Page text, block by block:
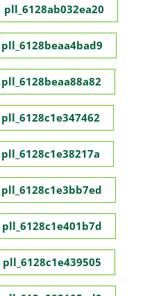
pll_6128ab032ea20
pll_6128beaa4bad9
pll_6128beaa88a82
pll_6128c1e347462
pll_6128c1e38217a
pll_6128c1e3bb7ed
pll_6128c1e401b7d
pll_6128c1e439505